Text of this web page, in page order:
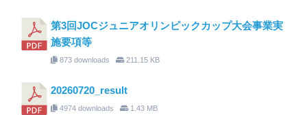
第3回JOCジュニアオリンピックカップ大会事業実
施要項等
873 downloads 211.15 KB
20260720_result
4974 downloads 1.43 MB